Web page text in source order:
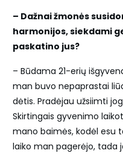
– Dažnai žmonės
harmonijos, siekdami
paskatino jus?
– Būdama 21-erių
man buvo nepaprastai
dėtis. Pradėjau užsiimti
Skirtingais gyvenimo
mano baimės, kodėl esu
laiko man pagerėjo, tada